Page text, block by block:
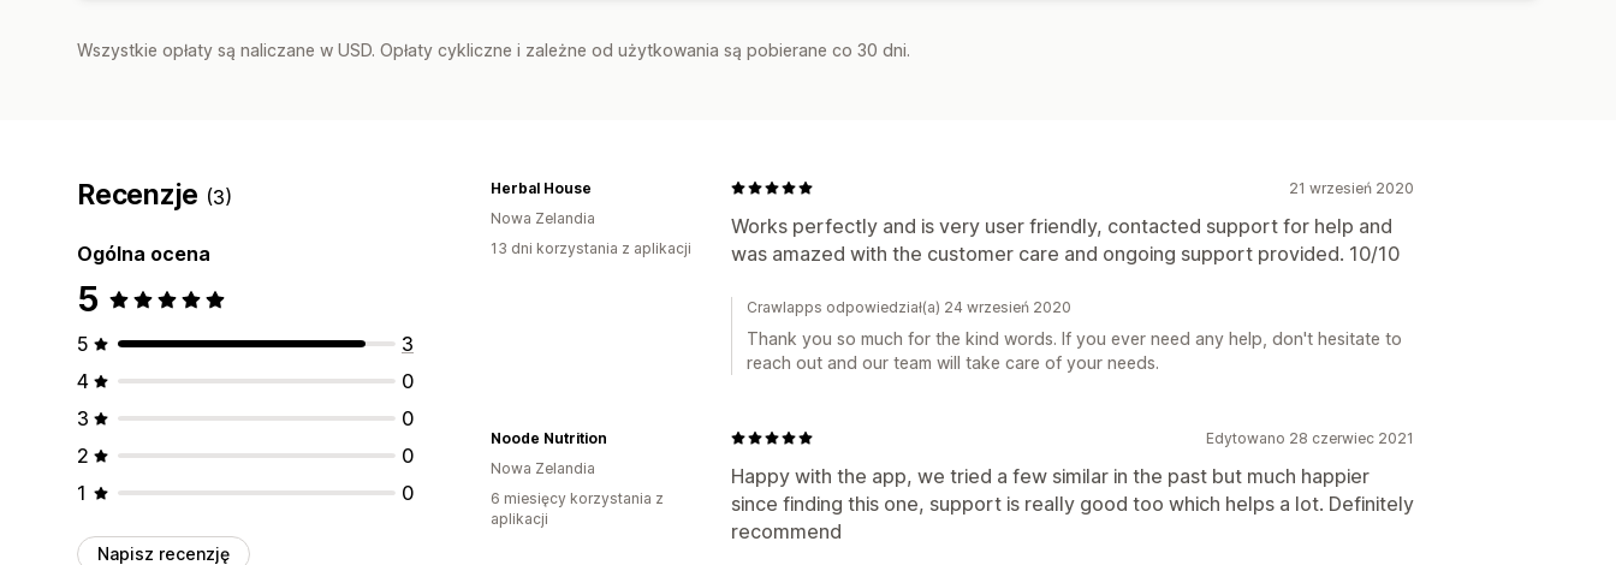
Wszystkie opłaty są naliczane w USD. Opłaty cykliczne i zależne od użytkowania są pobierane co 30 dni.
Recenzje (3)
Ogólna ocena
5
5
3
4
0
3
0
2
0
1
0
Napisz recenzję
21 wrzesień 2020
Works perfectly and is very user friendly, contacted support for help and
was amazed with the customer care and ongoing support provided. 10/10
Herbal House
Nowa Zelandia
13 dni korzystania z aplikacji
Crawlapps odpowiedział(a) 24 wrzesień 2020
Thank you so much for the kind words. If you ever need any help, don't hesitate to
reach out and our team will take care of your needs.
Edytowano 28 czerwiec 2021
Happy with the app, we tried a few similar in the past but much happier
since finding this one, support is really good too which helps a lot. Definitely
recommend
Noode Nutrition
Nowa Zelandia
6 miesięcy korzystania z
aplikacji